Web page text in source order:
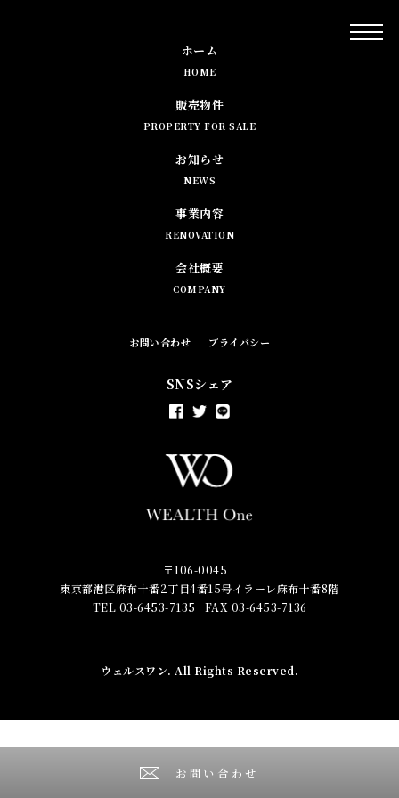
お問い合わせ
ホーム
HOME
販売物件
PROPERTY FOR SALE
お知らせ
NEWS
事業内容
RENOVATION
会社概要
COMPANY
お問い合わせ プライバシー
SNSシェア
〒106-0045
東京都港区麻布十番2丁目4番15号イラーレ麻布十番8階
TEL 03-6453-7135
FAX 03-6453-7136
ウェルスワン. All Rights Reserved.